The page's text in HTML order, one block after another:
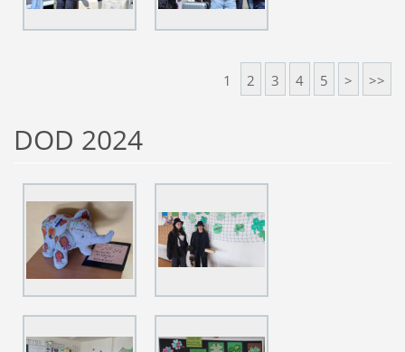
1 2 3 4 5 > >>
DOD 2024